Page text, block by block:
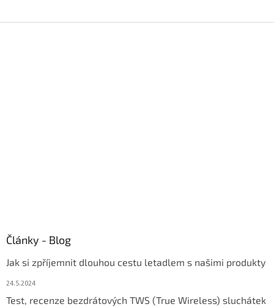
Články - Blog
Jak si zpříjemnit dlouhou cestu letadlem s našimi produkty
24.5.2024
Test, recenze bezdrátových TWS (True Wireless) sluchátek